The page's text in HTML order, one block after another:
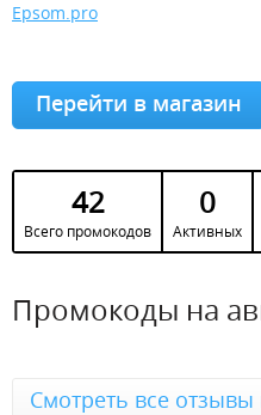
Epsom.pro
Перейти в магазин
42
Всего промокодов
0
Активных
Промокоды на
Смотреть все